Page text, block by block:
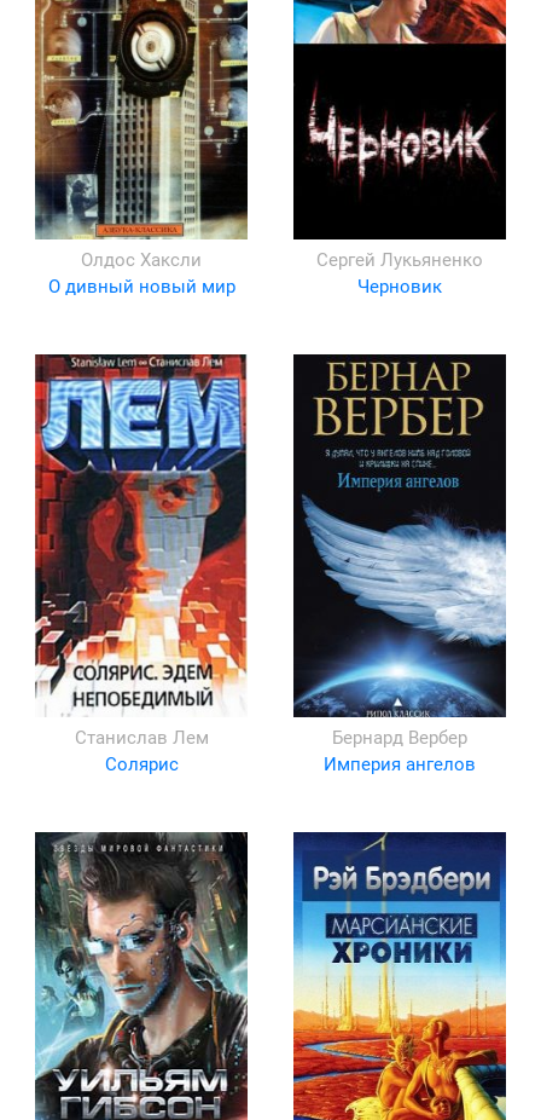
Олдос Хаксли
О дивный новый мир
Сергей Лукьяненко
Черновик
Станислав Лем
Солярис
Бернард Вербер
Империя ангелов